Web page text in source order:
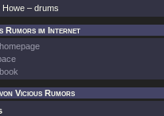
Howe – drums
Rumors im Internet
Vicious Rumors